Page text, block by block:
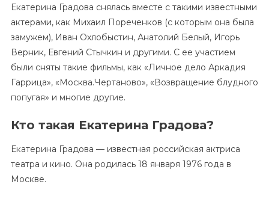
Екатерина Градова снялась вместе с такими известными
актерами, как Михаил Пореченков (с которым она была
замужем), Иван Охлобыстин, Анатолий Белый, Игорь
Верник, Евгений Стычкин и другими. С ее участием
были сняты такие фильмы, как «Личное дело Аркадия
Гаррица», «Москва.Чертаново», «Возвращение блудного
попугая» и многие другие.
Кто такая Екатерина Градова?
Екатерина Градова — известная российская актриса
театра и кино. Она родилась 18 января 1976 года в
Москве.